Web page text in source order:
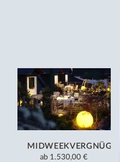
MIDWEEKVERGNÜGEN
ab 1.530,00 €